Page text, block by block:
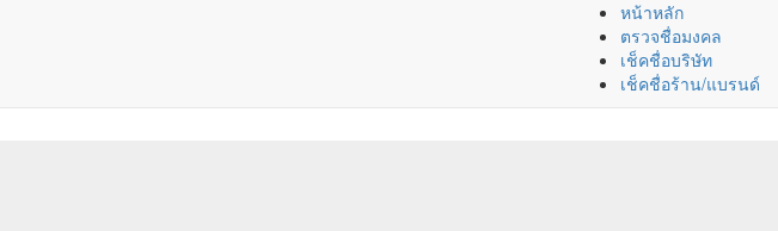
หน้าหลัก
ตรวจชื่อมงคล
เช็คชื่อบริษัท
เช็คชื่อร้าน/แบรนด์